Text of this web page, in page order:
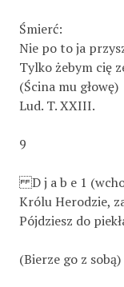
Śmierć:
Nie po to ja
Tylko żebym cię
(Ścina mu głowę)
Lud. T. XXIII.
9
D j a b e 1
Królu Herodzie,
Pójdziesz do
(Bierze go z sobą)